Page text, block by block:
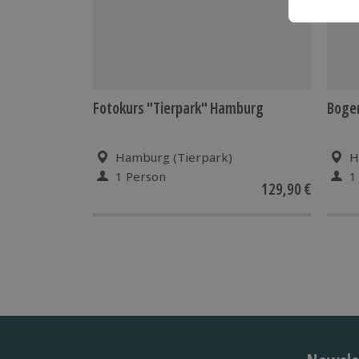
Fotokurs "Tierpark" Hamburg
Hamburg (Tierpark)
1 Person
129,90 €